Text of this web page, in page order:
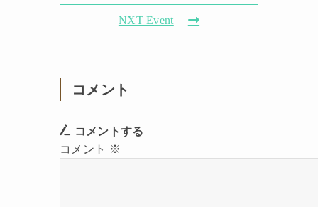
NXT Event
コメント
コメントする
コメント
※